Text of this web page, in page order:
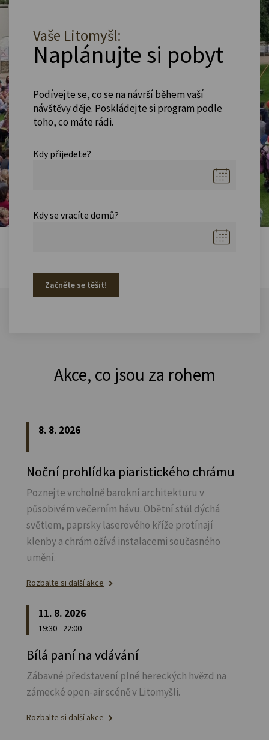
Vaše Litomyšl:
Naplánujte si pobyt
Podívejte se, co se na návrší během vaší
návštěvy děje. Poskládejte si program podle
toho, co máte rádi.
Kdy přijedete?
Kdy se vracíte domů?
Začněte se těšit!
Akce, co jsou za rohem
8. 8. 2026
Noční prohlídka piaristického chrámu
Poznejte vrcholně barokní architekturu v
působivém večerním hávu. Obětní stůl dýchá
světlem, paprsky laserového kříže protínají
klenby a chrám ožívá instalacemi současného
umění.
Rozbalte si další akce
11. 8. 2026
19:30 - 22:00
Bílá paní na vdávání
Zábavné představení plné hereckých hvězd na
zámecké open-air scéně v Litomyšli.
Rozbalte si další akce